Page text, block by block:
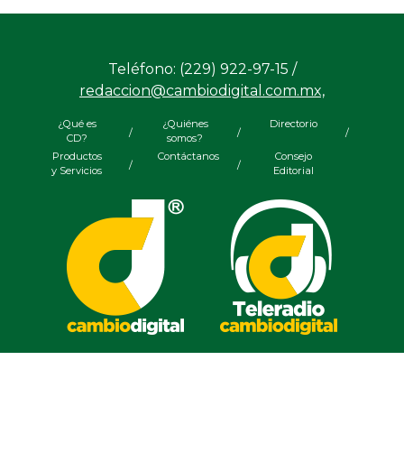
Teléfono: (229) 922-97-15 /
redaccion@cambiodigital.com.mx,
¿Qué es
CD?
/
¿Quiénes
somos?
/
Directorio
/
Productos
y Servicios
/
Contáctanos
/
Consejo
Editorial